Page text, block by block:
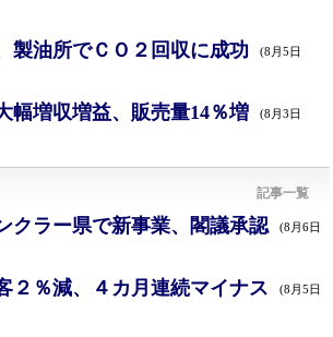
製油所でＣＯ２回収に成功 (8月5日
幅増収増益、販売量14％増 (8月3日
記事一覧
クラー県で新事業、閣議承認 (8月6日
２％減、４カ月連続マイナス (8月5日